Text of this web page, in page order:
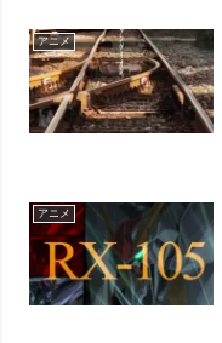
アニメ
アニメ